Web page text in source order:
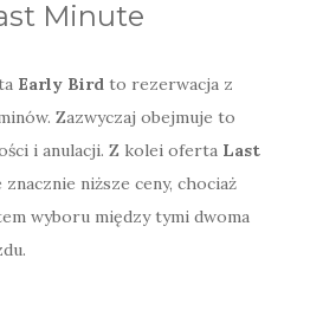
Minute
Early Bird to rezerwacja z
Zazwyczaj obejmuje to
i anulacji. Z kolei oferta Last
niższe ceny, chociaż
wyboru między tymi dwoma